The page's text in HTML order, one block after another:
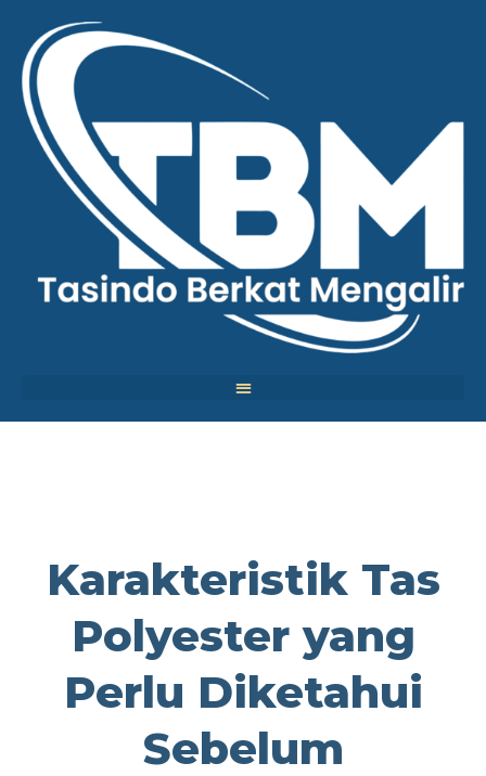
Karakteristik Tas
Polyester yang
Perlu Diketahui
Sebelum